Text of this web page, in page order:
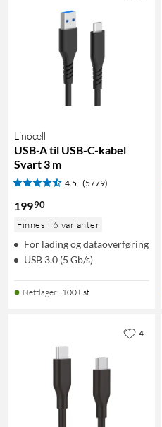
Linocell
USB-A til USB-C-kabel
Svart 3 m
4.5 (5779)
19990
Finnes i 6 varianter
For lading og dataoverføring
USB 3.0 (5 Gb/s)
Nettlager: 100+ st
4